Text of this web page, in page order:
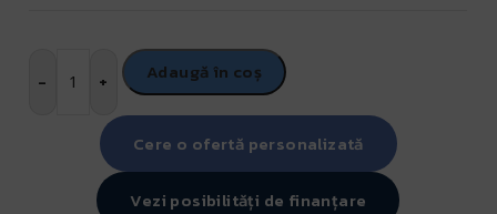
- + Adaugă în coș
Cere o ofertă personalizată
Vezi posibilități de finanțare